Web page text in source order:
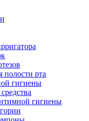
полости рта
гигиены
гигиены